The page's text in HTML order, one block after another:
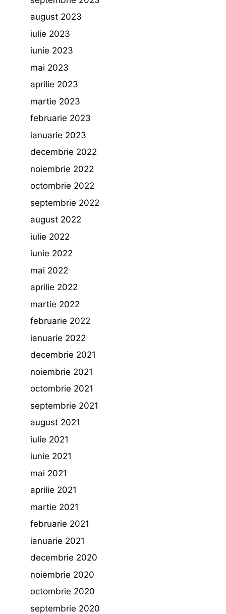
august 2023
iulie 2023
iunie 2023
mai 2023
aprilie 2023
martie 2023
februarie 2023
ianuarie 2023
decembrie 2022
noiembrie 2022
octombrie 2022
septembrie 2022
august 2022
iulie 2022
iunie 2022
mai 2022
aprilie 2022
martie 2022
februarie 2022
ianuarie 2022
decembrie 2021
noiembrie 2021
octombrie 2021
septembrie 2021
august 2021
iulie 2021
iunie 2021
mai 2021
aprilie 2021
martie 2021
februarie 2021
ianuarie 2021
decembrie 2020
noiembrie 2020
octombrie 2020
septembrie 2020